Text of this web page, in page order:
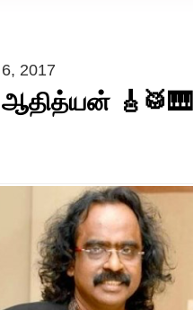
2017
🎸🥁🎹